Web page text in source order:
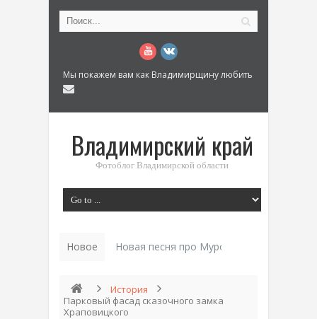
Мы покажем вам как Владимирщину любить
Владимирский край
Фотоблог Владимирской области
Новое Новая песня про Муром: «Былинный
История
Парковый фасад сказочного замка
Храповицкого